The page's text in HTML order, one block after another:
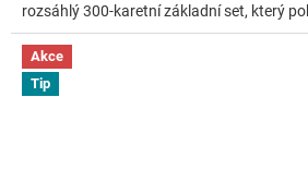
rozsáhlý 300-karetní základní set, který
Akce
Tip